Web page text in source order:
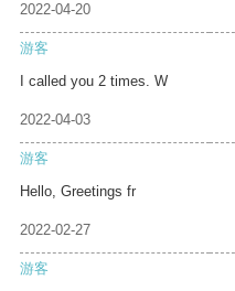
2022-04-20
游客
I called you 2 times. W
2022-04-03
游客
Hello, Greetings fr
2022-02-27
游客